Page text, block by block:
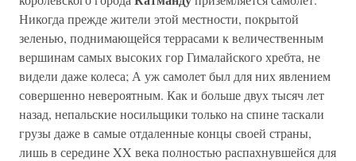
Никогда прежде жители этой местности, покрытой
зеленью, поднимающейся террасами к величественным
вершинам самых высоких гор Гималайского хребта, не
видели даже колеса; А уж самолет был для них явлением
совершенно невероятным. Как и больше двух тысяч лет
назад, непальские носильщики только на спине таскали
грузы даже в самые отдаленные концы своей страны,
лишь в середине XX века полностью распахнувшейся для